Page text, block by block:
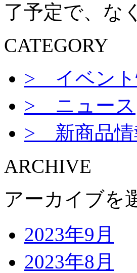
了予定で、な
CATEGORY
> イベント
> ニュース
> 新商品情
ARCHIVE
アーカイブを
2023年9月
2023年8月